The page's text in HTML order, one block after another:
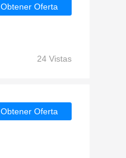
Obtener Oferta
24 Vistas
Obtener Oferta